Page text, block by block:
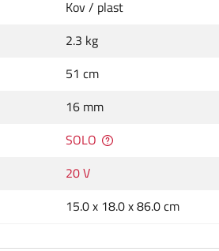
Kov / plast
2.3 kg
51 cm
16 mm
SOLO
20 V
15.0 x 18.0 x 86.0 cm